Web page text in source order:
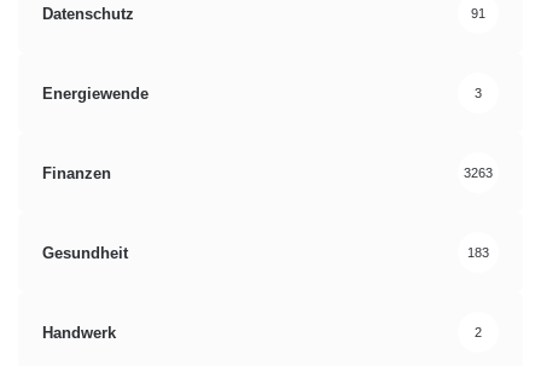
Datenschutz 91
Energiewende 3
Finanzen 3263
Gesundheit 183
Handwerk 2